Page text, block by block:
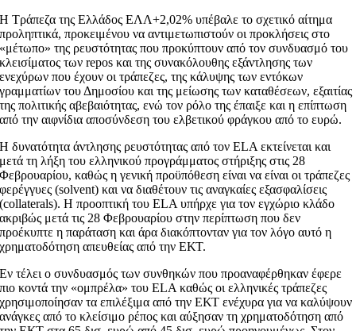
Η Τράπεζα της Ελλάδος ΕΛΛ+2,02% υπέβαλε το σχετικό αίτημα
προληπτικά, προκειμένου να αντιμετωπιστούν οι προκλήσεις στο
«μέτωπο» της ρευστότητας που προκύπτουν από τον συνδυασμό του
κλεισίματος των repos και της συνακόλουθης εξάντλησης των
ενεχύρων που έχουν οι τράπεζες, της κάλυψης των εντόκων
γραμματίων του Δημοσίου και της μείωσης των καταθέσεων, εξαιτίας
της πολιτικής αβεβαιότητας, ενώ τον ρόλο της έπαιξε και η επίπτωση
από την αιφνίδια αποσύνδεση του ελβετικού φράγκου από το ευρώ.
Η δυνατότητα άντλησης ρευστότητας από τον ELA εκτείνεται και
μετά τη λήξη του ελληνικού προγράμματος στήριξης στις 28
Φεβρουαρίου, καθώς η γενική προϋπόθεση είναι να είναι οι τράπεζες
φερέγγυες (solvent) και να διαθέτουν τις αναγκαίες εξασφαλίσεις
(collaterals). Η προοπτική του ELA υπήρχε για τον εγχώριο κλάδο
ακριβώς μετά τις 28 Φεβρουαρίου στην περίπτωση που δεν
προέκυπτε η παράταση και άρα διακόπτονταν για τον λόγο αυτό η
χρηματοδότηση απευθείας από την ΕΚΤ.
Εν τέλει ο συνδυασμός των συνθηκών που προαναφέρθηκαν έφερε
πιο κοντά την «ομπρέλα» του ELA καθώς οι ελληνικές τράπεζες
χρησιμοποίησαν τα επιλέξιμα από την ΕΚΤ ενέχυρα για να καλύψουν
ανάγκες από το κλείσιμο ρέπος και αύξησαν τη χρηματοδότηση από